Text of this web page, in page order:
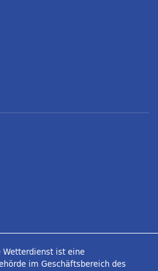
Wetterdienst ist eine
im Geschäftsbereich des